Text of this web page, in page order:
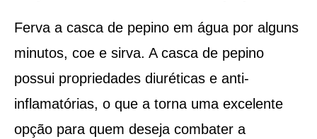
Ferva a casca de pepino em água por alguns
minutos, coe e sirva. A casca de pepino
possui propriedades diuréticas e anti-
inflamatórias, o que a torna uma excelente
opção para quem deseja combater a